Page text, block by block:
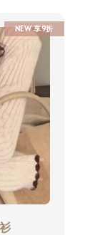
NEW 享9折